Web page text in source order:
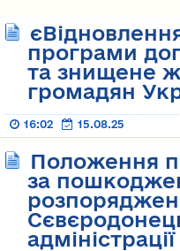
програми
та знищене
громадян
16:02 15.08.25
Положення
за